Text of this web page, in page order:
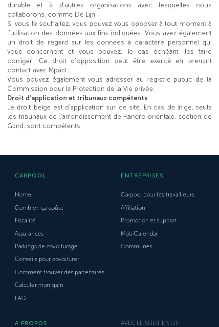
durable et à d’autres organisations avec lesquelles nous
collaborons, comme De Lijn.
Si vous le souhaitez, vous pouvez vous opposer à tout moment à
l’utilisation des données aux fins indiquées. Vous avez également
un droit de regard sur les données à caractère personnel qui
vous concernent et vous pouvez, le cas échéant, les faire
corriger. Ce droit d’opposition peut être exercé en prenant
contact avec Mpact.
Vous pouvez également vous adresser au registre public de la
Commission pour la Protection de la Vie privée.
Droit d’application et tribunaux compétents
Le droit belge est d’application sur ce site. En cas de litige, seuls
les tribunaux de l’arrondissement de Flandre orientale, section de
Gand, sont compétents.
CARPOOL
Home
Combien ça coûte
Fiscalité
Assurances
Parkings de covoiturage
Conseils pour covoiturer
Comment trouver des partenaires
Calculer mon gain
FAQ
ENTREPRISES
Carpool pour les travailleurs
Affiliation
Promotion et support
MobiCalendar
Communes
A PROPOS AVEC LE SOUTIEN DE: